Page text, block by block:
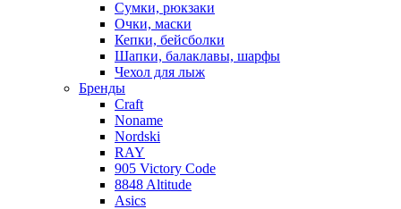
Сумки, рюкзаки
Очки, маски
Кепки, бейсболки
Шапки, балаклавы, шарфы
Чехол для лыж
Бренды
Craft
Noname
Nordski
RAY
905 Victory Code
8848 Altitude
Asics